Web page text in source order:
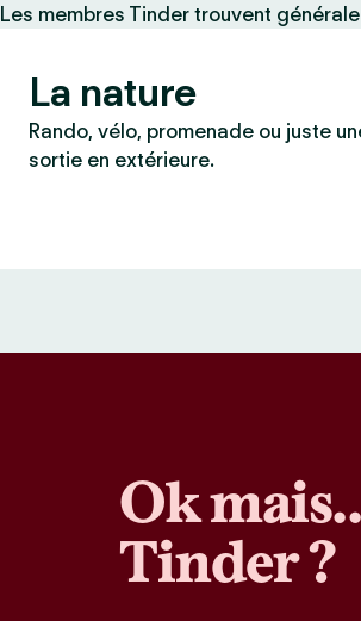
Les membres Tinder trouvent
La nature
Rando, vélo, promenade ou juste
sortie en extérieure.
Ok
Tinder ?